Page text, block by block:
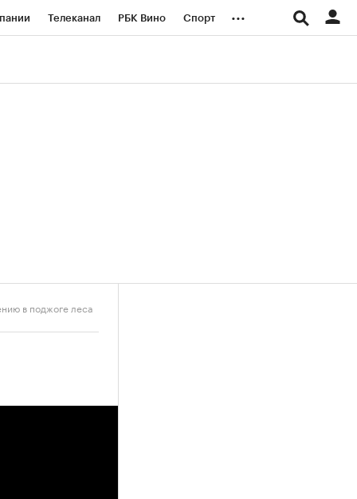
Телеканал РБК Вино Спорт ...
в поджоге леса